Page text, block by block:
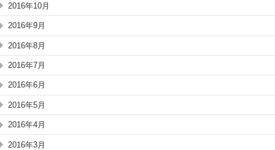
2016年10月
2016年9月
2016年8月
2016年7月
2016年6月
2016年5月
2016年4月
2016年3月